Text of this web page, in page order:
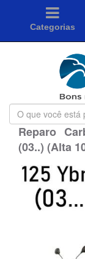
Categorias
O
que
você
está
Reparo
(03..) (Alta